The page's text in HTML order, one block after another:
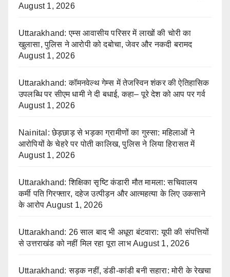
August 1, 2026
Uttarakhand: एम्स आवासीय परिसर में लाखों की चोरी का
खुलासा, पुलिस ने आरोपी को दबोचा, जेवर और नकदी बरामद
August 1, 2026
Uttarakhand: कॉमनवेल्थ गेम्स में तेजस्विन शंकर की ऐतिहासिक
उपलब्धि पर सीएम धामी ने दी बधाई, कहा– पूरे देश को आप पर गर्व
August 1, 2026
Nainital: छेड़छाड़ से भड़का ग्रामीणों का गुस्सा: महिलाओं ने
आरोपियों के चेहरे पर पोती कालिख, पुलिस ने लिया हिरासत में
August 1, 2026
Uttarakhand: शिक्षिका सृष्टि कंडारी मौत मामला: सचिवालय
कर्मी पति गिरफ्तार, दहेज उत्पीड़न और आत्महत्या के लिए उकसाने
के आरोप August 1, 2026
Uttarakhand: 26 साल बाद भी अधूरा बंटवारा: यूपी की संपत्तियों
से उत्तराखंड को नहीं मिल रहा पूरा लाभ August 1, 2026
Uttarakhand: सड़क नहीं, डंडी-कांडी बनी सहारा: मोरी के रेखचा